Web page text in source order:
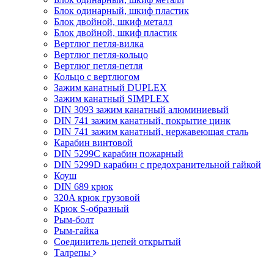
Блок одинарный, шкиф пластик
Блок двойной, шкиф металл
Блок двойной, шкиф пластик
Вертлюг петля-вилка
Вертлюг петля-кольцо
Вертлюг петля-петля
Кольцо с вертлюгом
Зажим канатный DUPLEX
Зажим канатный SIMPLEX
DIN 3093 зажим канатный алюминиевый
DIN 741 зажим канатный, покрытие цинк
DIN 741 зажим канатный, нержавеющая сталь
Карабин винтовой
DIN 5299C карабин пожарный
DIN 5299D карабин с предохранительной гайкой
Коуш
DIN 689 крюк
320A крюк грузовой
Крюк S-образный
Рым-болт
Рым-гайка
Соединитель цепей открытый
Талрепы